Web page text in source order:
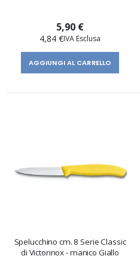
5,90 €
4,84 €
AGGIUNGI AL CARRELLO
Spelucchino cm. 8 Serie Classic
di Victorinox - manico Giallo